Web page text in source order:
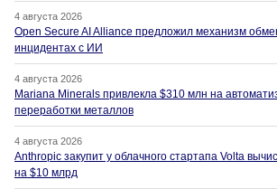
4 августа 2026
Open Secure AI Alliance предложил механизм
инцидентах с ИИ
4 августа 2026
Mariana Minerals привлекла $310 млн на
переработки металлов
4 августа 2026
Anthropic закупит у облачного стартапа Volta
на $10 млрд